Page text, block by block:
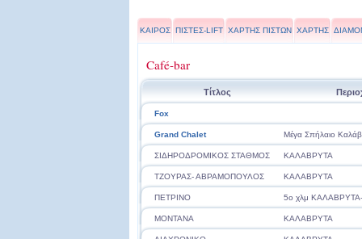
ΚΑΙΡΟΣ ΠΙΣΤΕΣ-LIFT ΧΑΡΤΗΣ ΠΙΣΤΩΝ ΧΑΡΤΗΣ
Café-bar
Τίτλος
Fox
Grand Chalet Μέγα Σπήλαιο
ΣΙΔΗΡΟΔΡΟΜΙΚΟΣ ΣΤΑΘΜΟΣ ΚΑΛΑΒΡΥΤΑ
ΤΖΟΥΡΑΣ- ΑΒΡΑΜΟΠΟΥΛΟΣ ΚΑΛΑΒΡΥΤΑ
ΠΕΤΡΙΝΟ 5ο χλμ
MONTANA ΚΑΛΑΒΡΥΤΑ